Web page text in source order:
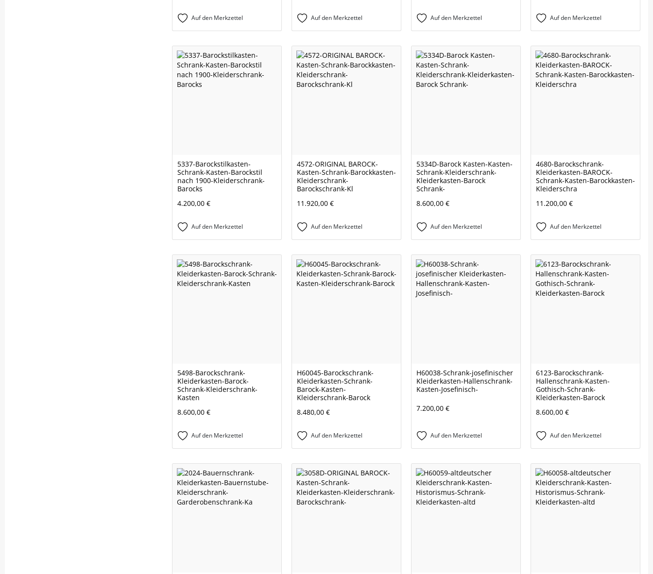
Auf den Merkzettel Auf den Merkzettel Auf den Merkzettel Auf den Merkzettel
5337-Barockstilkasten-
Schrank-Kasten-Barockstil
nach 1900-Kleiderschrank-
Barocks
4.200,00 €
Auf den Merkzettel
4572-ORIGINAL BAROCK-
Kasten-Schrank-Barockkasten-
Kleiderschrank-
Barockschrank-Kl
11.920,00 €
Auf den Merkzettel
5334D-Barock Kasten-Kasten-
Schrank-Kleiderschrank-
Kleiderkasten-Barock
Schrank-
8.600,00 €
Auf den Merkzettel
4680-Barockschrank-
Kleiderkasten-BAROCK-
Schrank-Kasten-Barockkasten-
Kleiderschra
11.200,00 €
Auf den Merkzettel
5498-Barockschrank-
Kleiderkasten-Barock-
Schrank-Kleiderschrank-
Kasten
8.600,00 €
Auf den Merkzettel
H60045-Barockschrank-
Kleiderkasten-Schrank-
Barock-Kasten-
Kleiderschrank-Barock
8.480,00 €
Auf den Merkzettel
H60038-Schrank-josefinischer
Kleiderkasten-Hallenschrank-
Kasten-Josefinisch-
7.200,00 €
Auf den Merkzettel
6123-Barockschrank-
Hallenschrank-Kasten-
Gothisch-Schrank-
Kleiderkasten-Barock
8.600,00 €
Auf den Merkzettel